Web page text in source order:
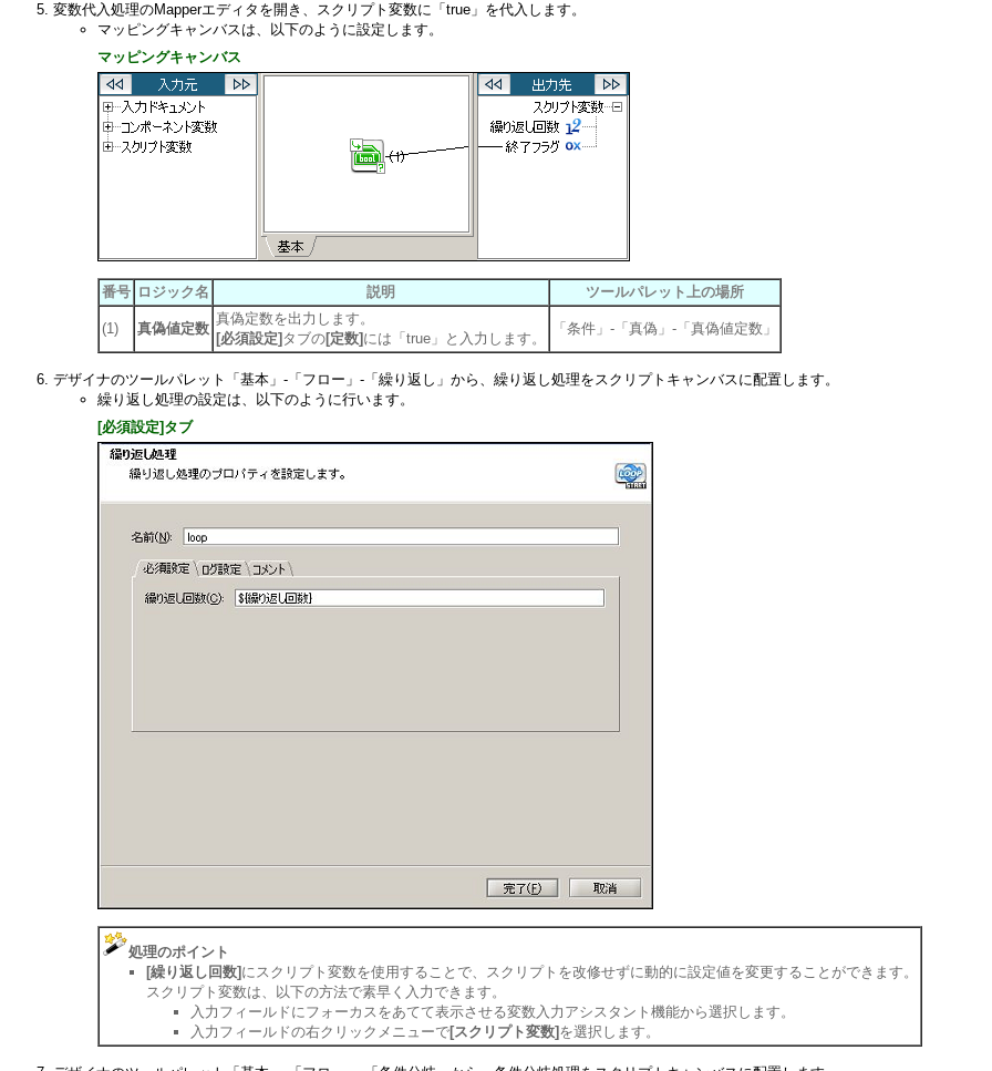
変数代入処理のMapperエディタを開き、スクリプト変数に「true」を代入します。
マッピングキャンバスは、以下のように設定します。
マッピングキャンバス
番号 ロジック名 説明 ツールパレット上の場所
(1) 真偽値定数
真偽定数を出力します。
[必須設定] タブの[定数] には「true」と入力します。
「条件」-「真偽」-「真偽値定数」
デザイナのツールパレット「基本」-「フロー」-「繰り返し」から、繰り返し処理をスクリプトキャンバスに配置します。
繰り返し処理の設定は、以下のように行います。
[必須設定]タブ
処理のポイント
[繰り返し回数] にスクリプト変数を使用することで、スクリプトを改修せずに動的に設定値を変更することができます。
スクリプト変数は、以下の方法で素早く入力できます。
入力フィールドにフォーカスをあてて表示させる変数入力アシスタント機能から選択します。
入力フィールドの右クリックメニューで[スクリプト変数] を選択します。